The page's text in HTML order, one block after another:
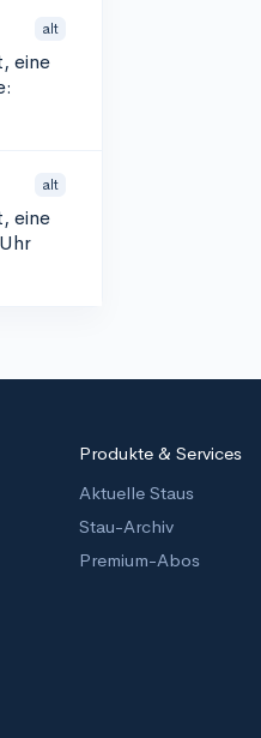
alt
eine
alt
eine
Produkte & Services
Aktuelle Staus
Stau-Archiv
Premium-Abos